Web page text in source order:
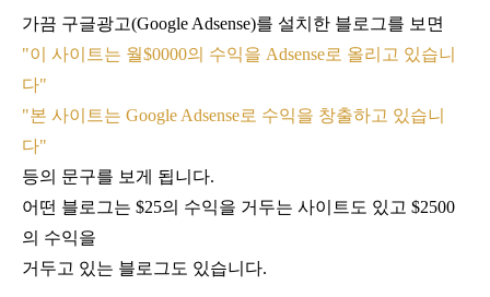
가끔 구글광고(Google Adsense)를 설치한 블로그를 보면
"이 사이트는 월$0000의 수익을 Adsense로 올리고 있습니
다"
"본 사이트는 Google Adsense로 수익을 창출하고 있습니
다"
등의 문구를 보게 됩니다.
어떤 블로그는 $25의 수익을 거두는 사이트도 있고 $2500
의 수익을
거두고 있는 블로그도 있습니다.